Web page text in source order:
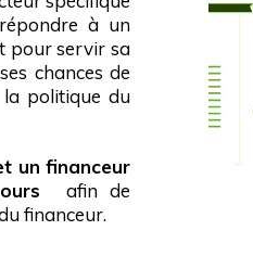
à un
pour servir sa
chances de
la politique du
un financeur
afin de
financeur.